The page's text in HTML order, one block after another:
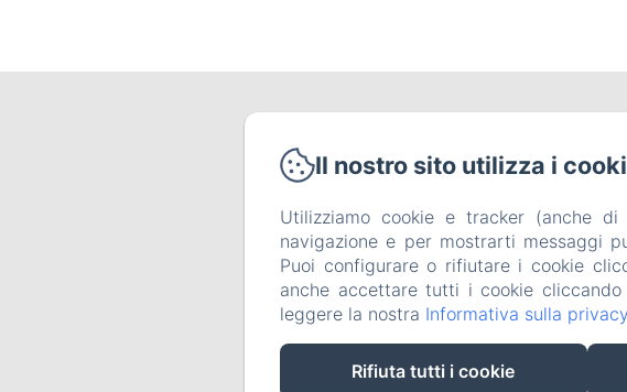
Home
Camere
Note
Il nostro sito utilizza i
Utilizziamo cookie e tracker (anche
navigazione e per mostrarti messaggi
Puoi configurare o rifiutare i cookie
anche accettare tutti i cookie
leggere la nostra Informativa sulla privacy
Rifiuta tutti i cookie